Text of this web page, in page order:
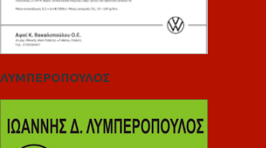
ΛΥΜΠΕΡΟΠΟΥΛΟΣ